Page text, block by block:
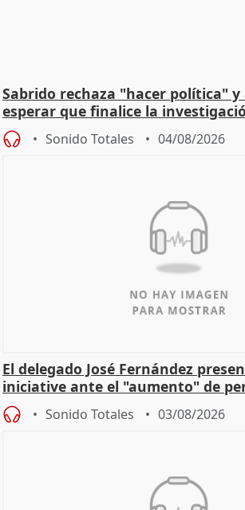
Sabrido rechaza "hacer política" y
esperar que finalice la
Sonido Totales 04/08/2026
El delegado José Fernández
iniciative ante el "aumento" de
hogar en Madri
Sonido Totales 03/08/2026